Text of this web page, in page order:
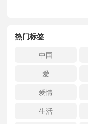
热门标签
中国
爱
爱情
生活